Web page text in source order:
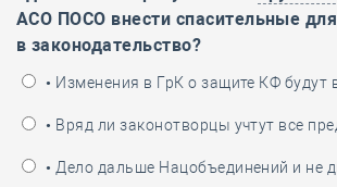
АСО ПОСО внести спасительные
в законодательство?
• Изменения в ГрК о защите КФ будут
• Вряд ли законотворцы учтут все
• Дело дальше Нацобъединений и не